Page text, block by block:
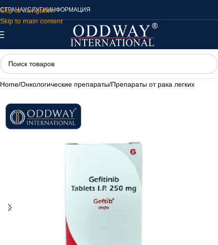
Skip to navigation
Skip to main content
СТРАНАУСЛУГИИНФОРМАЦИЯ
Home/Онкологические препараты/Препараты от рака легких